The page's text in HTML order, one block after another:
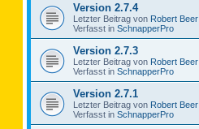
Version 2.7.4
Letzter Beitrag von Robert Beer
Verfasst in SchnapperPro
Version 2.7.3
Letzter Beitrag von Robert Beer
Verfasst in SchnapperPro
Version 2.7.1
Letzter Beitrag von Robert Beer
Verfasst in SchnapperPro